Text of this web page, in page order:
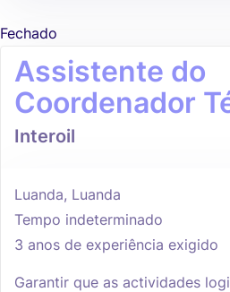
Fechado
Assistente do
Coordenador
Interoil
Luanda, Luanda
Tempo indeterminado
3 anos de experiência exigido
Garantir que as actividades